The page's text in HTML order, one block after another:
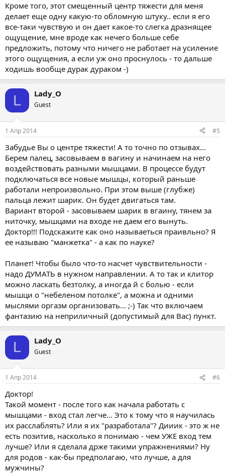
Кроме того, этот смещенный центр тяжести для меня
делает еще одну какую-то обломную штуку.. если я его
все-таки чувствую и он дает какое-то слегка дразнящее
ощущение, мне вроде как нечего больше себе
предложить, потому что ничего не работает на усиление
этого ощущения, а если уж оно проснулось - то дальше
ходишь вообще дурак дураком -)
L Lady_O
Guest
1 Апр 2014 #5
Забудье Вы о центре тяжести! А то точно по отзывах...
Берем палец, засовываем в вагину и начинаем на него
воздействовать разными мышцами. В процессе будут
подключаться все новые мышцы, который раньше
работали непроизвольно. При этом выше (глубже)
пальца лежит шарик. Он будет двигаться там.
Вариант второй - засовываем шарик в вгаину, тянем за
ниточку, мышцами на входе не даем его вынуть.
Доктор!!! Подскажите как оно называеться праивльно? Я
ее называю "манжетка" - а как по науке?
Планет! Чтобы было что-то насчет чувствительности -
надо ДУМАТЬ в нужном направлении. А то так и клитор
можно ласкать безтолку, а иногда й с болью - если
мышци о "небеленом потолке", а можна и одними
мыслями оргазм организовать... ;-) Так что включаем
фантазию на неприличный (допустимый для Вас) пункт.
L Lady_O
Guest
1 Апр 2014 #6
Доктор!
Такой момент - после того как начала работать с
мышцами - вход стал легче... Это к тому что я научилась
их расслаблять? Или я их "разработала"? Дииик - это ж не
есть позитив, насколько я понимаю - чем УЖЕ вход тем
лучше? Или я сделала држе такими упражнениями? Ну
для родов - как-бы предполагаю, что лучше, а для
мужчины?